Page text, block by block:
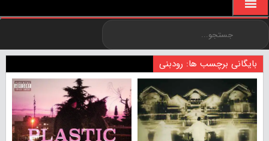
بایگانی برچسب ها: رودبنی